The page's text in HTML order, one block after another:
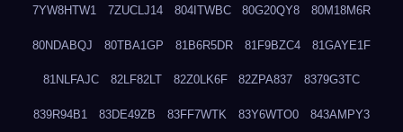
7YW8HTW1 7ZUCLJ14 804ITWBC 80G20QY8 80M18M6R
80NDABQJ 80TBA1GP 81B6R5DR 81F9BZC4 81GAYE1F
81NLFAJC 82LF82LT 82Z0LK6F 82ZPA837 8379G3TC
839R94B1 83DE49ZB 83FF7WTK 83Y6WTO0 843AMPY3